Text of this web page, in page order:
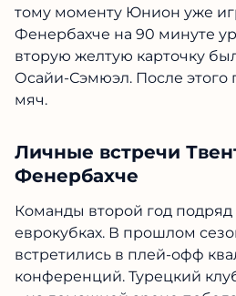
тому моменту Юнион уже
Фенербахче на 90 минуте
вторую желтую карточку
Осайи-Сэмюэл. После этого
мяч.
Личные встречи
Фенербахче
Команды второй год подряд
еврокубках. В прошлом
встретились в плей-офф
конференций. Турецкий